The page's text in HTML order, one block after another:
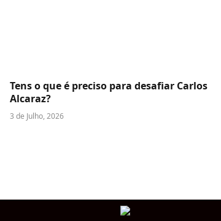
Tens o que é preciso para desafiar Carlos
Alcaraz?
3 de Julho, 2026